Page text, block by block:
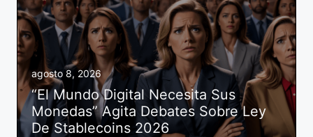
agosto 8, 2026
“El Mundo Digital Necesita Sus
Monedas” Agita Debates Sobre Ley
De Stablecoins 2026